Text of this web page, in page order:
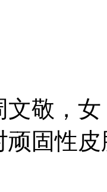
文敬，
顽固性皮